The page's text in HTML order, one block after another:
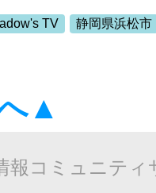
TV 静岡県浜松市
▲
報コミュニティ